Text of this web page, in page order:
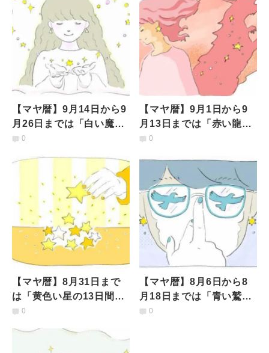
【マヤ暦】9月14日から9
月26日までは「白い魔法
使いの13日間」何を意識
0
【マヤ暦】9月1日から9
月13日までは「赤い龍の
13日間」どんなことを意
0
【マヤ暦】8月31日まで
は「黄色い星の13日間」
どんなことに意識して過
0
【マヤ暦】8月6日から8
月18日までは「青い鷲の
13日間」どんなことを意
0